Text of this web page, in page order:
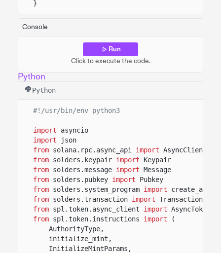
}
Console
Run
Click to execute the code.
Python
Python
#!/usr/bin/env python3
import
asyncio
import
json
from solana.rpc.async_api import AsyncClient
from solders.keypair import
Keypair
from solders.message import Message
from solders.pubkey import
Pubkey
from solders.system_program import
from solders.transaction import Transaction
from spl.token.async_client import AsyncToken
from spl.token.instructions import
(
AuthorityType,
initialize_mint,
InitializeMintParams,